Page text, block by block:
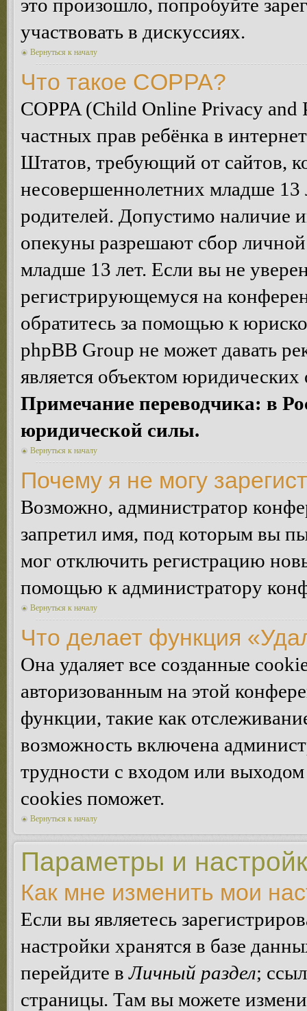
это произошло, попробуйте
участвовать в дискуссиях.
Вернуться к началу
Что такое COPPA?
COPPA (Child Online Privacy
частных прав ребёнка в
Штатов, требующий от сайтов,
несовершеннолетних младше 13
родителей. Допустимо наличие
опекуны разрешают сбор
младше 13 лет. Если вы не
регистрирующемуся на
обратитесь за помощью к
phpBB Group не может давать
является объектом
Примечание переводчика: в
юридической силы.
Вернуться к началу
Почему я не могу
Возможно, администратор
запретил имя, под которым вы
мог отключить регистрацию
помощью к администратору
Вернуться к началу
Что делает функция
Она удаляет все созданные
авторизованным на этой
функции, такие как
возможность включена
трудности с входом или
cookies поможет.
Вернуться к началу
Параметры и
Как мне изменить мои
Если вы являетесь
настройки хранятся в базе
перейдите вЛичный раздел;
страницы. Там вы можете